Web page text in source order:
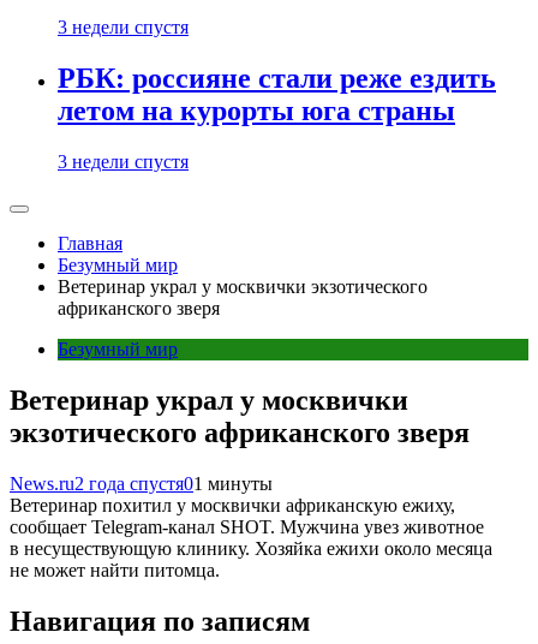
3 недели спустя
РБК: россияне стали реже ездить
летом на курорты юга страны
3 недели спустя
Главная
Безумный мир
Ветеринар украл у москвички экзотического
африканского зверя
Безумный мир
Ветеринар украл у москвички
экзотического африканского зверя
News.ru2 года спустя01 минуты
Ветеринар похитил у москвички африканскую ежиху,
сообщает Telegram-канал SHOT. Мужчина увез животное
в несуществующую клинику. Хозяйка ежихи около месяца
не может найти питомца.
Навигация по записям